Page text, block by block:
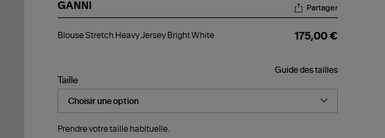
GANNI
Stretch
White
Partager
Blouse Stretch Heavy Jersey Bright White 175,00 €
Guide des tailles
Taille
Prendre votre taille habituelle.